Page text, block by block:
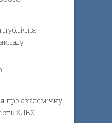
публічна
про академічну
ХДБХТТ